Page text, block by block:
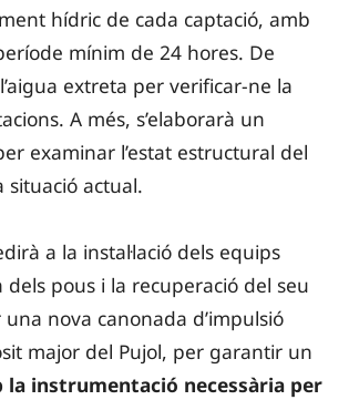
hídric de cada captació, amb
mínim de 24 hores. De
extreta per verificar-ne la
A més, s’elaborarà un
examinar l’estat estructural del
situació actual.
a la instal·lació dels equips
pous i la recuperació del seu
nova canonada d’impulsió
major del Pujol, per garantir un
la instrumentació necessària per